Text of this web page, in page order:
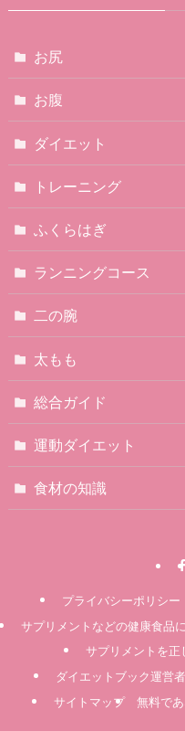
お尻
お腹
ダイエット
トレーニング
ふくらはぎ
ランニングコース
二の腕
太もも
総合ガイド
運動ダイエット
食材の知識
プライバシーポリシ
サプリメントなどの健康食品
サプリメントを正
ダイエットブック運営
サイトマップ
無料で